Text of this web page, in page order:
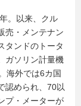
。以来、クル
売・メンテナン
タンドのトータ
ガソリン計量機
海外では6カ国
認められ、70以
プ・メーターが